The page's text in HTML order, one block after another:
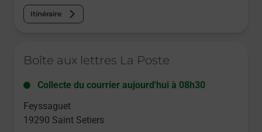
Itinéraire
Boîte aux lettres La Poste
Collecte du courrier aujourd'hui à 08h30
Feyssaguet
19290 Saint Setiers